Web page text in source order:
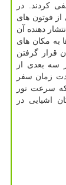
کردند. در
از فوتون های
دهنده آن
به مکان های
قرار گرفتن
سه بعدی از
زمان سفر
سرعت نور
اشیایی در